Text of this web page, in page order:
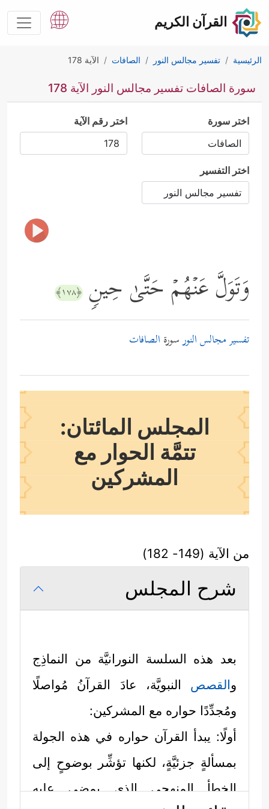
القرآن الكريم
الرئيسية تفسير مجالس النور الصافات الآية 178
سورة الصافات تفسير مجالس النور الآية 178
اختر سورة اختر رقم الآية
اختر التفسير
وَتَوَلَّ عَنۡهُمۡ حَتَّىٰ حِینࣲ ﴿١٧٨﴾
تفسير مجالس النورسورة الصافات
المجلس المائتان:
تتمَّة الحوار مع
المشركين
من الآية (149- 182)
شرح المجلس
بعد هذه السلسة النورانيَّة من النماذِج
والقصص النبويَّة، عادَ القرآنُ مُواصلًا
ومُجدِّدًا حواره مع المشركين:
أولًا: يبدأ القرآن حواره في هذه الجولة
بمسألةٍ جزئيَّةٍ، لكنها تؤشِّر بوضوحٍ إلى
الخطأ المنهجي الذي يمضِي عليه